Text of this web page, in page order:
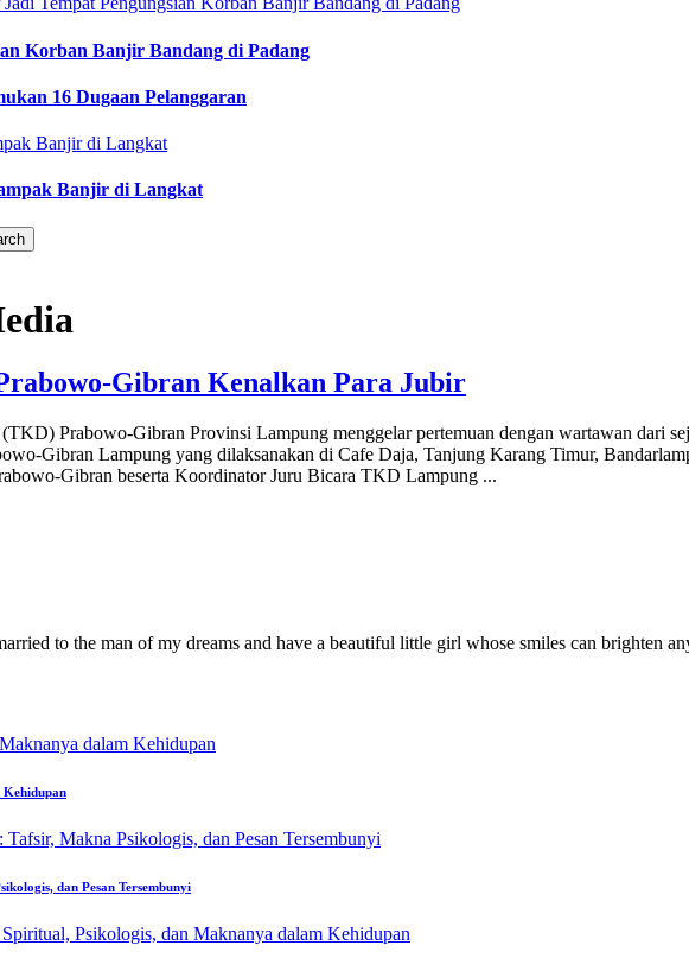
Korban Banjir Bandang di Padang
16 Dugaan Pelanggaran
Banjir di Langkat
Gibran Kenalkan Para Jubir
Prabowo-Gibran Provinsi Lampung menggelar pertemuan dengan wartawan dari
Gibran Lampung yang dilaksanakan di Cafe Daja, Tanjung Karang Timur,
Gibran beserta Koordinator Juru Bicara TKD Lampung ...
to the man of my dreams and have a beautiful little girl whose smiles can brighten
dan Pesan Tersembunyi